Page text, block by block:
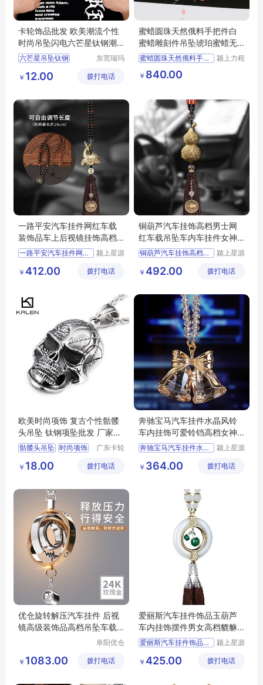
卡轮饰品批发 欧美潮流个性
时尚吊坠闪电六芒星钛钢潮
男配饰
六芒星吊坠钛钢
东莞瑞玛
品有限公
￥ 12.00 拨打电话
蜜蜡圆珠天然俄料手把件白
蜜蜡雕刻件吊坠琥珀蜜蜡无
优化 玉馨54
蜜蜡圆珠天然俄料手把件白
颍上力程
￥ 840.00
一路平安汽车挂件网红车载
装饰品车上后视镜挂饰高档
男车内吊饰女
一路平安汽车挂件网红车载
颍上星源
有限公司
￥ 412.00 拨打电话
铜葫芦汽车挂饰高档男士网
红车载吊坠车内车挂件女神
款
铜葫芦汽车挂饰高档男士网
颍上星源
有限公司
￥ 492.00 拨打电话
欧美时尚项饰 复古个性骷髅
头吊坠 钛钢项坠批发 厂家直
销 混批
骷髅头吊坠 时尚项饰
复古骷髅头吊坠
广东卡轮
公司
￥ 18.00 拨打电话
奔驰宝马汽车挂件水晶风铃
车内挂饰可爱铃铛高档女神
款后视镜装饰
奔驰宝马汽车挂件水晶风铃
颍上星源
有限公司
￥ 364.00 拨打电话
优仓旋转解压汽车挂件 后视
镜高级装饰品高档吊坠车载
阜阳优仓
限公司
￥ 1083.00 拨打电话
爱丽斯汽车挂件饰品玉葫芦
车内挂饰摆件男女高档貔貅
吊饰用
爱丽斯汽车挂件饰品玉葫芦
颍上星源
有限公司
￥ 425.00 拨打电话